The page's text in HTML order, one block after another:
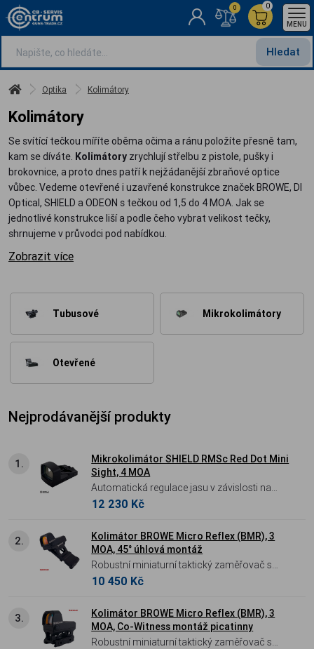
Hledat
0
0
MENU
Optika Kolimátory
Kolimátory
Se svítící tečkou míříte oběma očima a ránu položíte přesně tam,
kam se díváte. Kolimátory zrychlují střelbu z pistole, pušky i
brokovnice, a proto dnes patří k nejžádanější zbraňové optice
vůbec. Vedeme otevřené i uzavřené konstrukce značek BROWE, DI
Optical, SHIELD a ODEON s tečkou od 1,5 do 4 MOA. Jak se
jednotlivé konstrukce liší a podle čeho vybrat velikost tečky,
shrnujeme v průvodci pod nabídkou.
Zobrazit více
Tubusové Mikrokolimátory
Otevřené
Nejprodávanější produkty
1.
Mikrokolimátor SHIELD RMSc Red Dot Mini
Sight, 4 MOA
Automatická regulace jasu v závislosti na
světelných podmínkách. ALU tělo. Baterie CR
12 230 Kč
2.
Kolimátor BROWE Micro Reflex (BMR), 3
MOA, 45° úhlová montáž
Robustní miniaturní taktický zaměřovač s
velkým zorným polem a červeným
montáže.
10 450 Kč
3.
Kolimátor BROWE Micro Reflex (BMR), 3
MOA, Co-Witness montáž picatinny
Robustní miniaturní taktický zaměřovač s